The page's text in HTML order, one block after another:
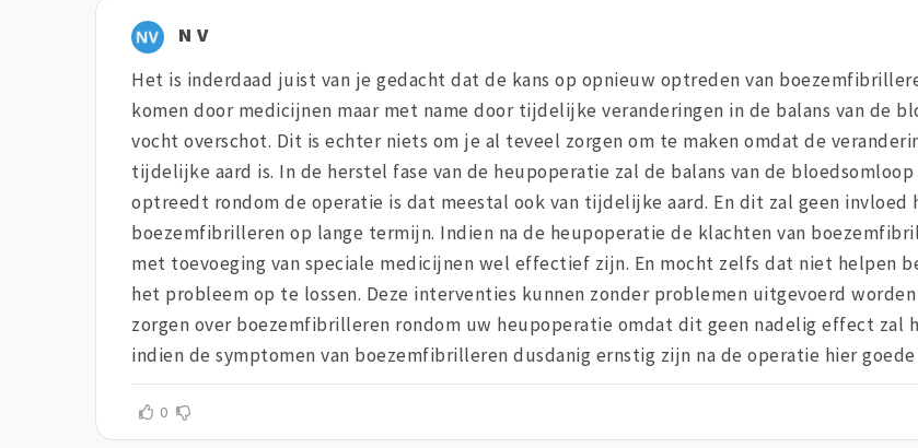
N V
Het is inderdaad juist van je gedacht dat de kans op opnieuw optreden van
komen door medicijnen maar met name door tijdelijke veranderingen in de balans van de
vocht overschot. Dit is echter niets om je al teveel zorgen om te maken omdat de
tijdelijke aard is. In de herstel fase van de heupoperatie zal de balans van de
optreedt rondom de operatie is dat meestal ook van tijdelijke aard. En dit zal geen invloed
boezemfibrilleren op lange termijn. Indien na de heupoperatie de klachten van
met toevoeging van speciale medicijnen wel effectief zijn. En mocht zelfs dat niet helpen
het probleem op te lossen. Deze interventies kunnen zonder problemen uitgevoerd
zorgen over boezemfibrilleren rondom uw heupoperatie omdat dit geen nadelig effect zal
indien de symptomen van boezemfibrilleren dusdanig ernstig zijn na de operatie hier
0